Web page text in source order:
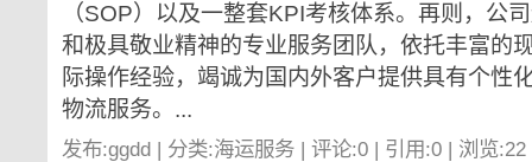
（SOP）以及一整套KPI考核体系。再则，公
和极具敬业精神的专业服务团队，依托丰富的
际操作经验，竭诚为国内外客户提供具有个性
物流服务。...
发布:ggdd | 分类:海运服务 | 评论:0 | 引用:0 | 浏览:22